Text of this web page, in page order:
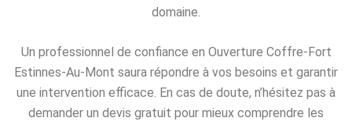
domaine.
Un professionnel de confiance en Ouverture Coffre-Fort
Estinnes-Au-Mont saura répondre à vos besoins et garantir
une intervention efficace. En cas de doute, n’hésitez pas à
demander un devis gratuit pour mieux comprendre les